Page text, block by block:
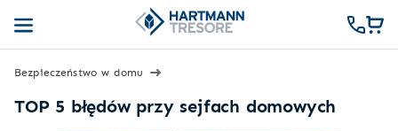
Bezpieczeństwo w domu
TOP 5 błędów przy sejfach domowych